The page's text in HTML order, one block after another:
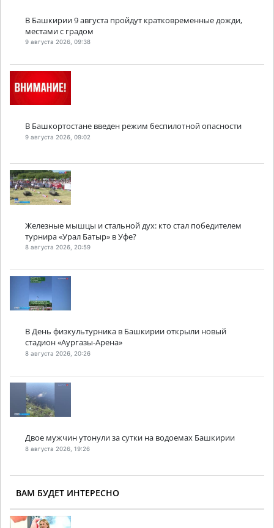
В Башкирии 9 августа пройдут кратковременные дожди,
местами с градом
9 августа 2026, 09:38
В Башкортостане введен режим беспилотной опасности
9 августа 2026, 09:02
Железные мышцы и стальной дух: кто стал победителем
турнира «Урал Батыр» в Уфе?
8 августа 2026, 20:59
В День физкультурника в Башкирии открыли новый
стадион «Аургазы-Арена»
8 августа 2026, 20:26
Двое мужчин утонули за сутки на водоемах Башкирии
8 августа 2026, 19:26
ВАМ БУДЕТ ИНТЕРЕСНО